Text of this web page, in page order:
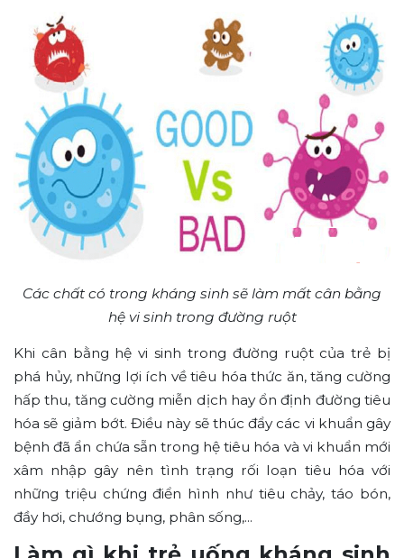
Các chất có trong kháng sinh sẽ làm mất cân bằng
hệ vi sinh trong đường ruột
Khi cân bằng hệ vi sinh trong đường ruột của trẻ bị
phá hủy, những lợi ích về tiêu hóa thức ăn, tăng cường
hấp thu, tăng cường miễn dịch hay ổn định đường tiêu
hóa sẽ giảm bớt. Điều này sẽ thúc đẩy các vi khuẩn gây
bệnh đã ẩn chứa sẵn trong hệ tiêu hóa và vi khuẩn mới
xâm nhập gây nên tình trạng rối loạn tiêu hóa với
những triệu chứng điển hình như tiêu chảy, táo bón,
đầy hơi, chướng bụng, phân sống,...